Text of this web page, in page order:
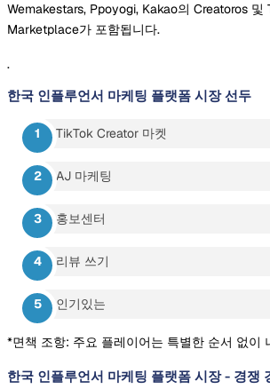
Wemakestars, Ppoyogi, Kakao의 Creatoros 및
Marketplace가 포함됩니다.
.
한국 인플루언서 마케팅 플랫폼 시장 선두
TikTok Creator 마켓
AJ 마케팅
홍보센터
리뷰 쓰기
인기있는
*면책 조항: 주요 플레이어는 특별한 순서 없이
한국 인플루언서 마케팅 플랫폼 시장- 경쟁